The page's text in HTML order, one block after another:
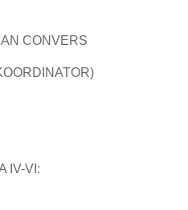
CONVERS
IV-VI: